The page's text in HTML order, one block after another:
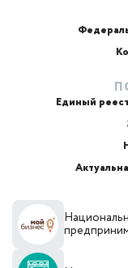
Единый
ИИ-